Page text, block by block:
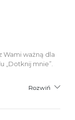
Wami ważną dla
„Dotknij mnie”.
Rozwiń